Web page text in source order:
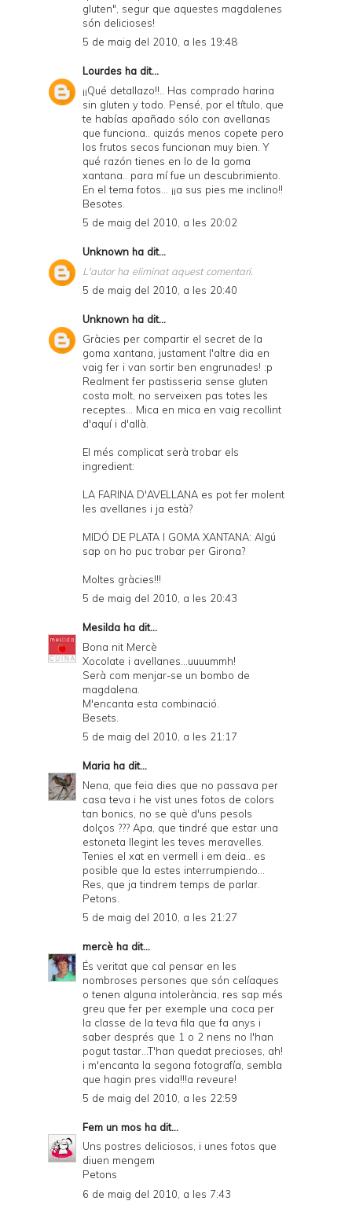
gluten", segur que aquestes magdalenes
són delicioses!
5 de maig del 2010, a les 19:48
Lourdes ha dit...
¡¡Qué detallazo!!.. Has comprado harina
sin gluten y todo. Pensé, por el título, que
te habías apañado sólo con avellanas
que funciona.. quizás menos copete pero
los frutos secos funcionan muy bien. Y
qué razón tienes en lo de la goma
xantana.. para mí fue un descubrimiento.
En el tema fotos... ¡¡a sus pies me inclino!!
Besotes.
5 de maig del 2010, a les 20:02
Unknown ha dit...
L'autor ha eliminat aquest comentari.
5 de maig del 2010, a les 20:40
Unknown ha dit...
Gràcies per compartir el secret de la
goma xantana, justament l'altre dia en
vaig fer i van sortir ben engrunades! :p
Realment fer pastisseria sense gluten
costa molt, no serveixen pas totes les
receptes... Mica en mica en vaig recollint
d'aquí i d'allà.
El més complicat serà trobar els
ingredient:
LA FARINA D'AVELLANA es pot fer molent
les avellanes i ja està?
MIDÓ DE PLATA I GOMA XANTANA: Algú
sap on ho puc trobar per Girona?
Moltes gràcies!!!
5 de maig del 2010, a les 20:43
Mesilda ha dit...
Bona nit Mercè
Xocolate i avellanes...uuuummh!
Serà com menjar-se un bombo de
magdalena.
M'encanta esta combinació.
Besets.
5 de maig del 2010, a les 21:17
Maria ha dit...
Nena, que feia dies que no passava per
casa teva i he vist unes fotos de colors
tan bonics, no se què d'uns pesols
dolços ??? Apa, que tindré que estar una
estoneta llegint les teves meravelles.
Tenies el xat en vermell i em deia.. es
posible que la estes interrumpiendo...
Res, que ja tindrem temps de parlar.
Petons.
5 de maig del 2010, a les 21:27
mercè ha dit...
És veritat que cal pensar en les
nombroses persones que són celíaques
o tenen alguna intolerància, res sap més
greu que fer per exemple una coca per
la classe de la teva fila que fa anys i
saber després que 1 o 2 nens no l'han
pogut tastar...T'han quedat precioses, ah!
i m'encanta la segona fotografía, sembla
que hagin pres vida!!!a reveure!
5 de maig del 2010, a les 22:59
Fem un mos ha dit...
Uns postres deliciosos, i unes fotos que
diuen mengem
Petons
6 de maig del 2010, a les 7:43